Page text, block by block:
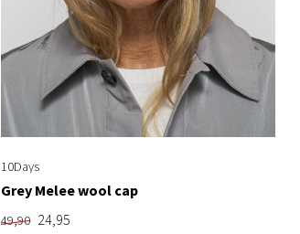
10Days
Grey Melee wool cap
49,90 24,95